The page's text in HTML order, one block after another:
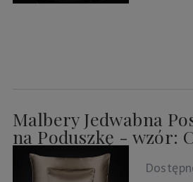
Malbery Jedwabna
na Poduszkę - wzór: